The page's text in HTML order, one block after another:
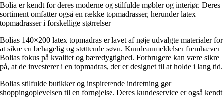
Bolia er kendt for deres moderne og stilfulde møbler og interiør. Deres
sortiment omfatter også en række topmadrasser, herunder latex
topmadrasser i forskellige størrelser.
Bolias 140×200 latex topmadras er lavet af nøje udvalgte materialer for
at sikre en behagelig og støttende søvn. Kundeanmeldelser fremhæver
Bolias fokus på kvalitet og bæredygtighed. Forbrugere kan være sikre
på, at de investerer i en topmadras, der er designet til at holde i lang tid.
Bolias stilfulde butikker og inspirerende indretning gør
shoppingoplevelsen til en fornøjelse. Deres kundeservice er også kendt